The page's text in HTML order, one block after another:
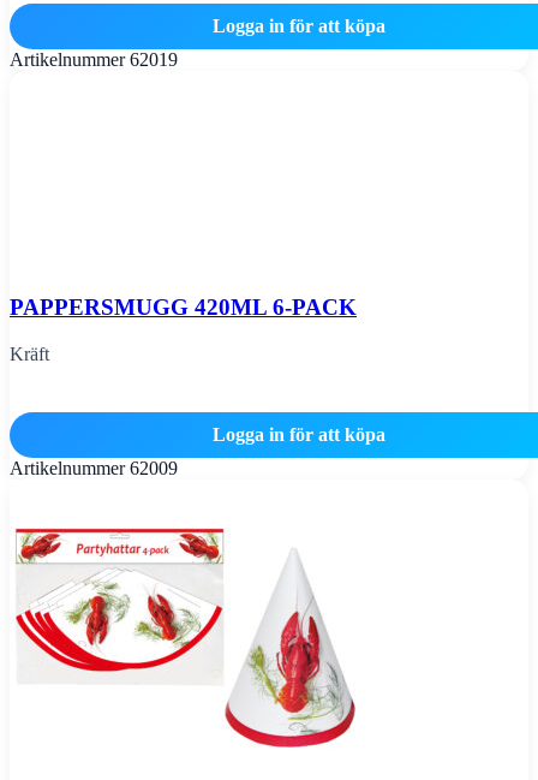
Logga in för att köpa
Artikelnummer62019
PAPPERSMUGG 420ML 6-PACK
Kräft
Logga in för att köpa
Artikelnummer62009